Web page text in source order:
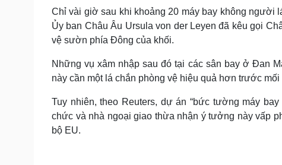
Sức khỏe
Dinh dưỡng - món ngon
Cây thuốc
Sản phụ khoa
Nhi khoa
Nam khoa
Phòng mạch online
Ăn sạch sống khỏe
Đời sống
Nhà đẹp
Tình yêu - Gia đình
Chỉ vài giờ sau khi khoảng 20 máy bay không người
Ủy ban Châu Âu Ursula von der Leyen đã kêu gọi
vệ sườn phía Đông của khối.
Những vụ xâm nhập sau đó tại các sân bay ở Đan
này cần một lá chắn phòng vệ hiệu quả hơn trước
Tuy nhiên, theo Reuters, dự án “bức tường máy
chức và nhà ngoại giao thừa nhận ý tưởng này vấp
bộ EU.